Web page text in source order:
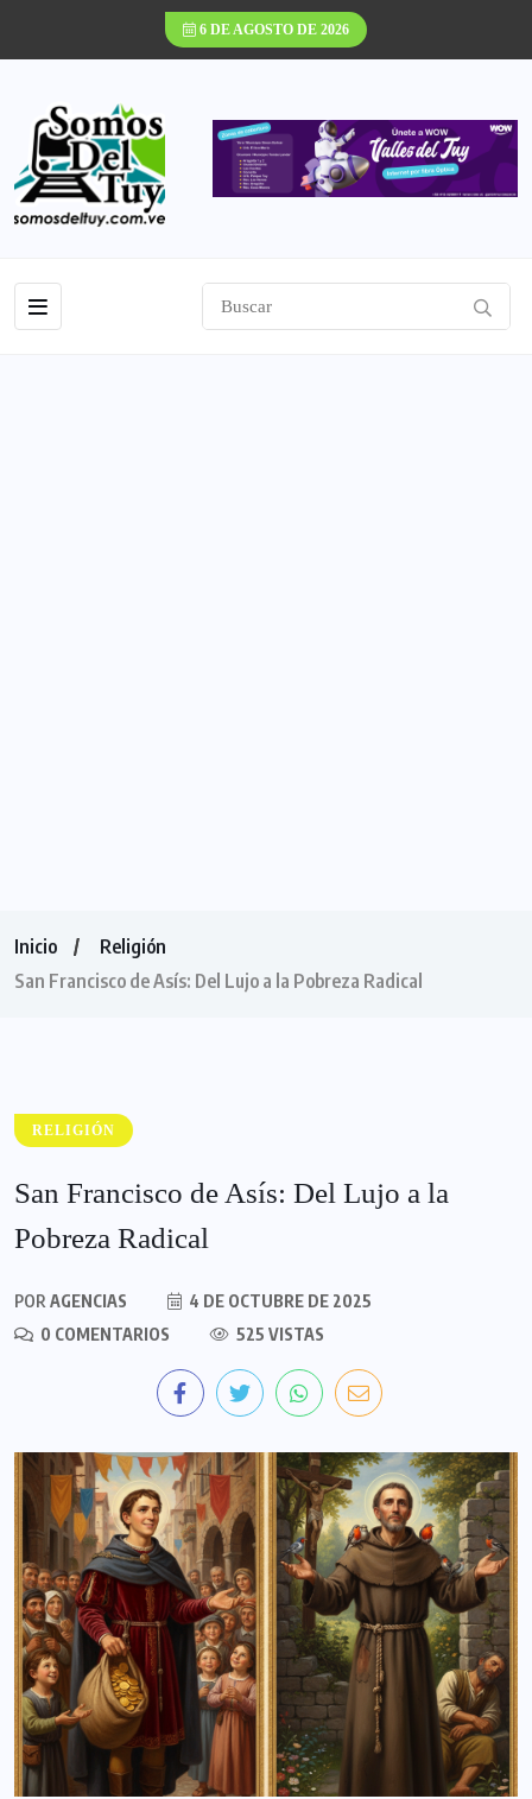
6 DE AGOSTO DE 2026
Inicio
Religión
San Francisco de Asís: Del Lujo a la Pobreza Radical
RELIGIÓN
San Francisco de Asís: Del Lujo a la
Pobreza Radical
POR AGENCIAS
4 DE OCTUBRE DE 2025
0 COMENTARIOS
525 VISTAS